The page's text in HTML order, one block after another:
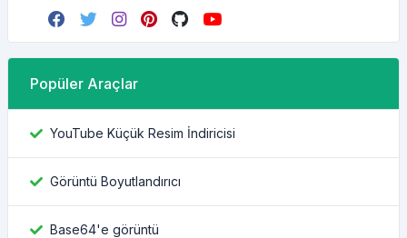
Popüler Araçlar
YouTube Küçük Resim İndiricisi
Görüntü Boyutlandırıcı
Base64'e görüntü